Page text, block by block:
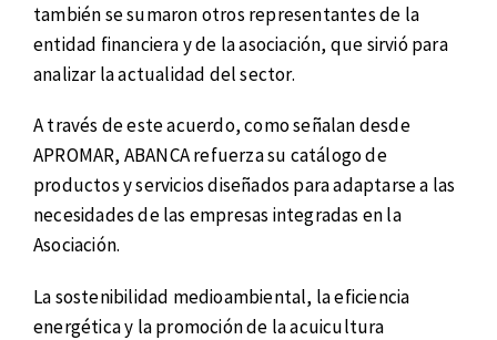
también se sumaron otros representantes de la
entidad financiera y de la asociación, que sirvió para
analizar la actualidad del sector.
A través de este acuerdo, como señalan desde
APROMAR, ABANCA refuerza su catálogo de
productos y servicios diseñados para adaptarse a las
necesidades de las empresas integradas en la
Asociación.
La sostenibilidad medioambiental, la eficiencia
energética y la promoción de la acuicultura